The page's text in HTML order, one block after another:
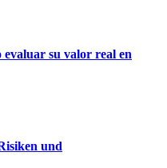
evaluar su valor real en
und